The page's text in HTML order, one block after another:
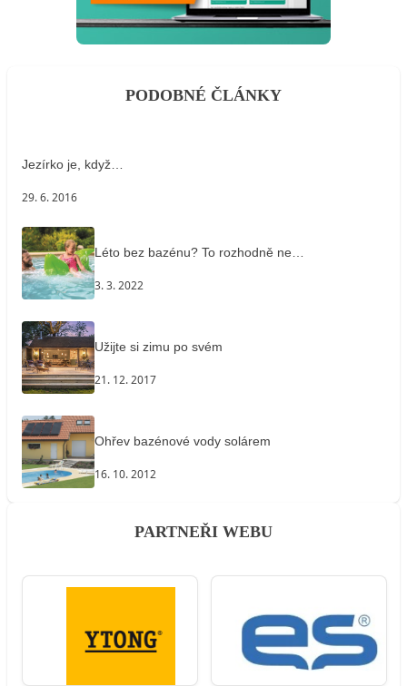
PODOBNÉ ČLÁNKY
Jezírko je, když…
29. 6. 2016
Léto bez bazénu? To rozhodně ne…
3. 3. 2022
Užijte si zimu po svém
21. 12. 2017
Ohřev bazénové vody solárem
16. 10. 2012
PARTNEŘI WEBU